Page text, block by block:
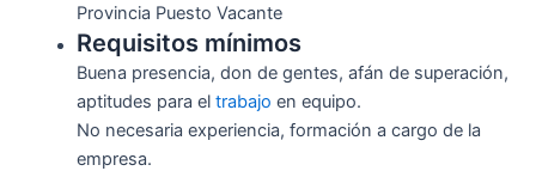
Provincia Puesto Vacante
Requisitos mínimos
Buena presencia, don de gentes, afán de superación,
aptitudes para el trabajo en equipo.
No necesaria experiencia, formación a cargo de la
empresa.